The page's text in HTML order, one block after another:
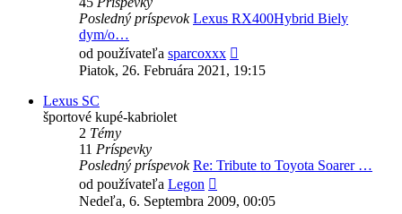
Posledný príspevok Lexus RX400Hybrid Biely
dym/o…
od používateľa sparcoxxx
posledný
Piatok, 26. Februára 2021, 19:15
Lexus SC
športové kupé-kabriolet
2 Témy
11 Príspevky
Posledný príspevok Re: Tribute to Toyota Soarer …
od používateľa Legon
posledný
Nedeľa, 6. Septembra 2009, 00:05